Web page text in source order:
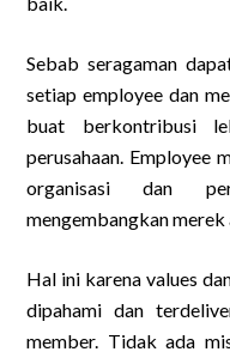
Sebab seragaman
setiap employee dan
buat berkontribusi
perusahaan. Employee
organisasi dan
mengembangkan merek
Hal ini karena values
dipahami dan
member. Tidak ada